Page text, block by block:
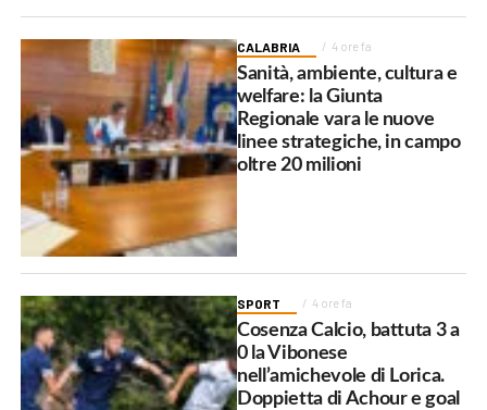
CALABRIA 4 ore fa
Sanità, ambiente, cultura e
welfare: la Giunta
Regionale vara le nuove
linee strategiche, in campo
oltre 20 milioni
SPORT 4 ore fa
Cosenza Calcio, battuta 3 a
0 la Vibonese
nell’amichevole di Lorica.
Doppietta di Achour e goal